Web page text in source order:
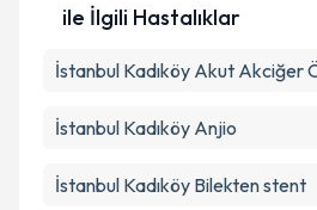
ile İlgili Hastalıklar
İstanbul Kadıköy Akut Akciğer
İstanbul Kadıköy Anjio
İstanbul Kadıköy Bilekten stent